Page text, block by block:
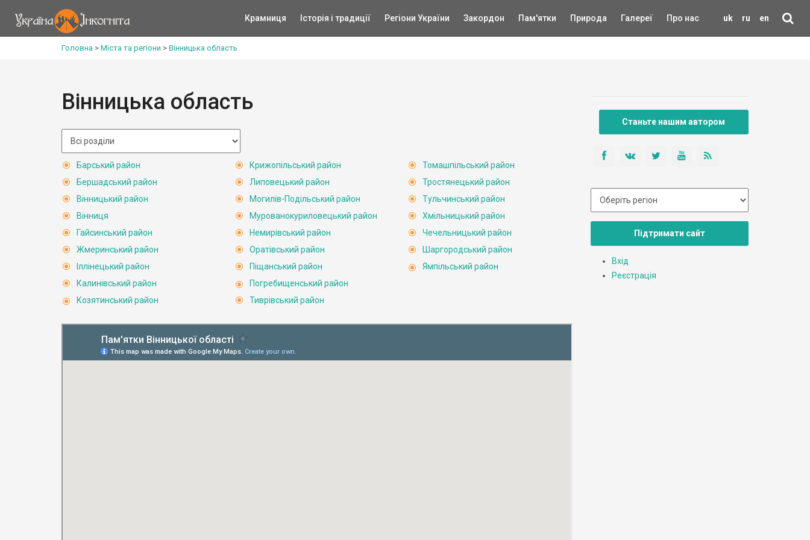
uk ru en
Крамниця Історія і традиції Регіони України Закордон Пам'ятки Природа Галереї Про нас
Головна > Міста та регіони > Вінницька область
Вінницька область
Барський район
Бершадський район
Вінницький район
Вінниця
Гайсинський район
Жмеринський район
Іллінецький район
Калинівський район
Козятинський район
Крижопільський район
Липовецький район
Могилів-Подільський район
Мурованокуриловецький район
Немирівський район
Оратівський район
Піщанський район
Погребищенський район
Тиврівський район
Томашпільський район
Тростянецький район
Тульчинський район
Хмільницький район
Чечельницький район
Шаргородський район
Ямпільський район
Станьте нашим автором
Підтримати сайт
Вхід
Реєстрація